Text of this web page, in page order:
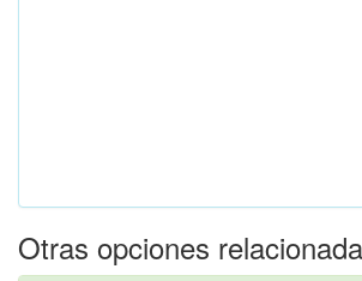
Otras opciones